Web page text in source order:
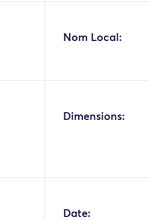
Nom Local:
Dimensions:
Date: